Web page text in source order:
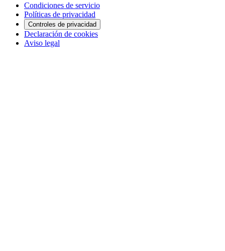
Condiciones de servicio
Políticas de privacidad
Controles de privacidad
Declaración de cookies
Aviso legal